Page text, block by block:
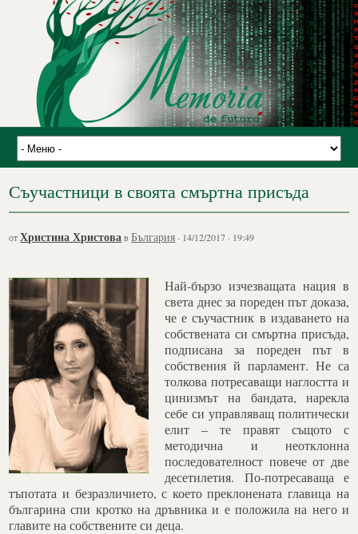
Съучастници в своята смъртна присъда
отХристина ХристовавБългария · 14/12/2017 · 19:49
Най-бързо изчезващата нация в
света днес за пореден път доказа,
че е съучастник в издаването на
собствената си смъртна присъда,
подписана за пореден път в
собствения й парламент. Не са
толкова потресаващи наглостта и
цинизмът на бандата, нарекла
себе си управляващ политически
елит – те правят същото с
методична и неотклонна
последователност повече от две
десетилетия. По-потресаваща е
тъпотата и безразличието, с което преклонената главица на
българина спи кротко на дръвника и е положила на него и
главите на собствените си деца.